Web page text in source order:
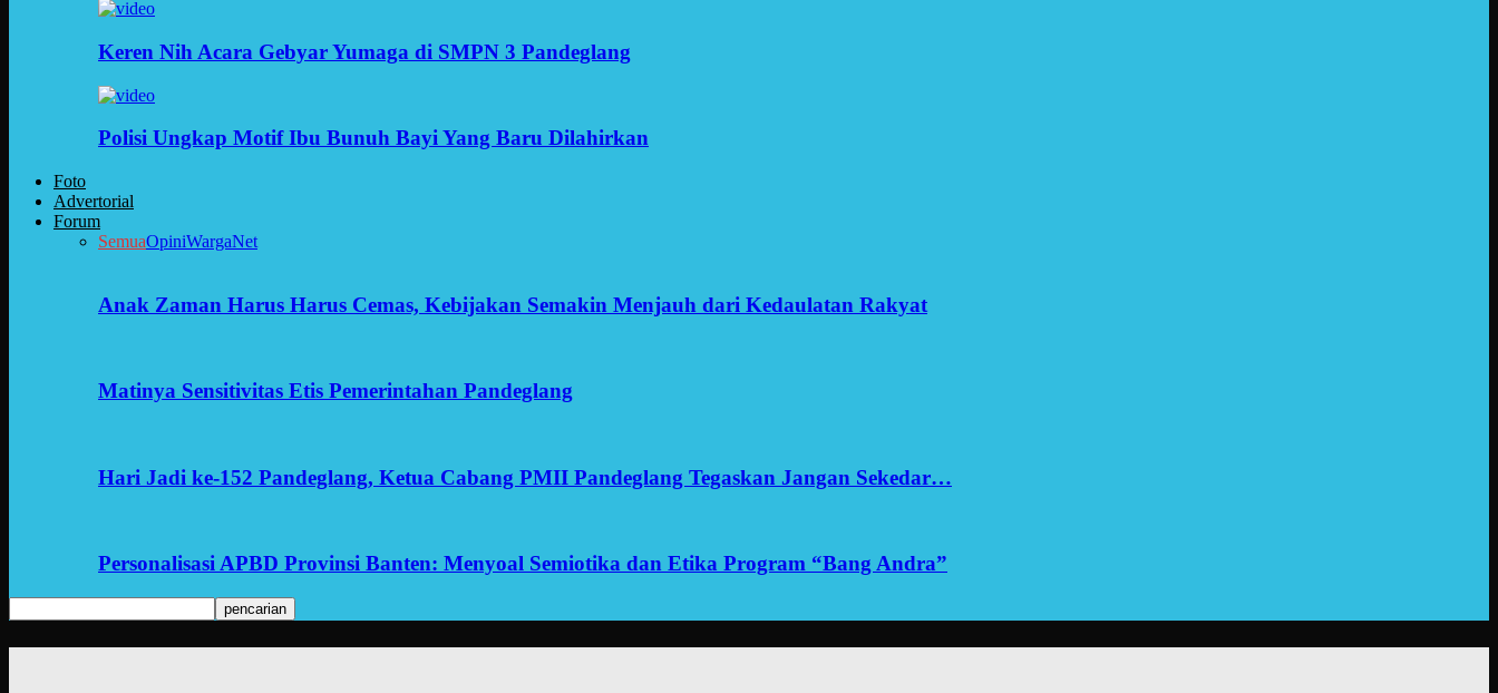
Keren Nih Acara Gebyar Yumaga di SMPN 3 Pandeglang
Polisi Ungkap Motif Ibu Bunuh Bayi Yang Baru Dilahirkan
Foto
Advertorial
Forum
SemuaOpiniWargaNet
Anak Zaman Harus Harus Cemas, Kebijakan Semakin Menjauh dari Kedaulatan Rakyat
Matinya Sensitivitas Etis Pemerintahan Pandeglang
Hari Jadi ke-152 Pandeglang, Ketua Cabang PMII Pandeglang Tegaskan Jangan Sekedar…
Personalisasi APBD Provinsi Banten: Menyoal Semiotika dan Etika Program “Bang Andra”